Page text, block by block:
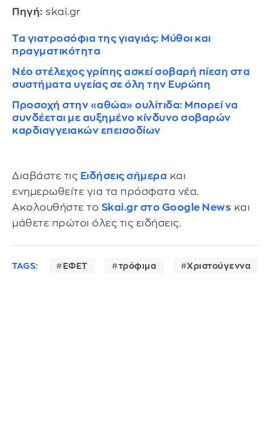
Πηγή: skai.gr
Τα γιατροσόφια της γιαγιάς: Μύθοι και
πραγματικότητα
Νέο στέλεχος γρίπης ασκεί σοβαρή πίεση στα
συστήματα υγείας σε όλη την Ευρώπη
Προσοχή στην «αθώα» ουλίτιδα: Μπορεί να
συνδέεται με αυξημένο κίνδυνο σοβαρών
καρδιαγγειακών επεισοδίων
Διαβάστε τις Ειδήσεις σήμερα και
ενημερωθείτε για τα πρόσφατα νέα.
Ακολουθήστε το Skai.gr στο Google News και
μάθετε πρώτοι όλες τις ειδήσεις.
TAGS: ΕΦΕΤ τρόφιμα Χριστούγεννα